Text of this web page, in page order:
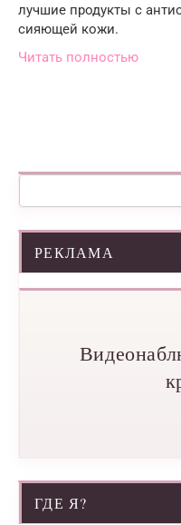
лучшие продукты с
сияющей кожи.
Читать полностью
Поиск:
РЕКЛАМА
ГДЕ Я?